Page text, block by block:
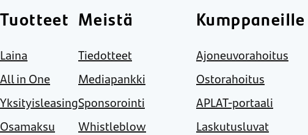
Tuotteet
Laina
All in One
Yksityisleasing
Osamaksu
Meistä
Tiedotteet
Mediapankki
Sponsorointi
Whistleblow
Kumppaneille
Ajoneuvorahoitus
Ostorahoitus
APLAT-portaali
Laskutusluvat